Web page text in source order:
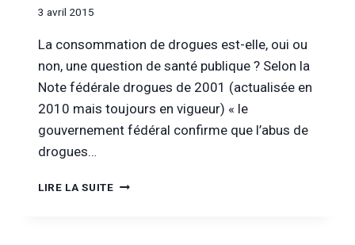
3 avril 2015
La consommation de drogues est-elle, oui ou
non, une question de santé publique ? Selon la
Note fédérale drogues de 2001 (actualisée en
2010 mais toujours en vigueur) « le
gouvernement fédéral confirme que l’abus de
drogues…
LIRE LA SUITEREFUS